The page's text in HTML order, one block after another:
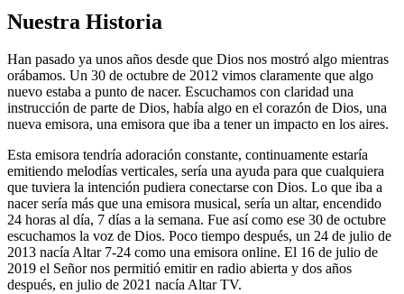
Nuestra Historia
Han pasado ya unos años desde que Dios nos mostró algo mientras
orábamos. Un 30 de octubre de 2012 vimos claramente que algo
nuevo estaba a punto de nacer. Escuchamos con claridad una
instrucción de parte de Dios, había algo en el corazón de Dios, una
nueva emisora, una emisora que iba a tener un impacto en los aires.
Esta emisora tendría adoración constante, continuamente estaría
emitiendo melodías verticales, sería una ayuda para que cualquiera
que tuviera la intención pudiera conectarse con Dios. Lo que iba a
nacer sería más que una emisora musical, sería un altar, encendido
24 horas al día, 7 días a la semana. Fue así como ese 30 de octubre
escuchamos la voz de Dios. Poco tiempo después, un 24 de julio de
2013 nacía Altar 7-24 como una emisora online. El 16 de julio de
2019 el Señor nos permitió emitir en radio abierta y dos años
después, en julio de 2021 nacía Altar TV.